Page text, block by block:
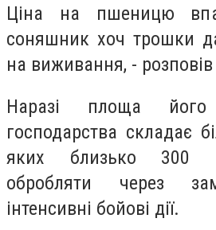
Ціна на пшеницю
соняшник хоч трошки
на виживання, -
Наразі площа його
господарства складає
яких близько 300
обробляти через
інтенсивні бойові дії.